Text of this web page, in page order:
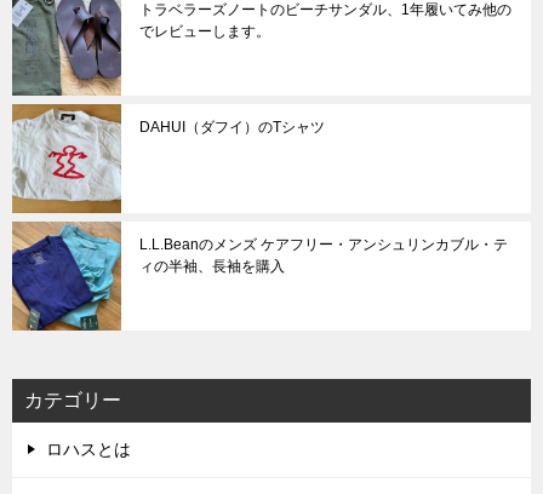
トラベラーズノートのビーチサンダル、1年履いてみ他の
でレビューします。
DAHUI（ダフイ）のTシャツ
L.L.Beanのメンズ ケアフリー・アンシュリンカブル・テ
ィの半袖、長袖を購入
カテゴリー
ロハスとは